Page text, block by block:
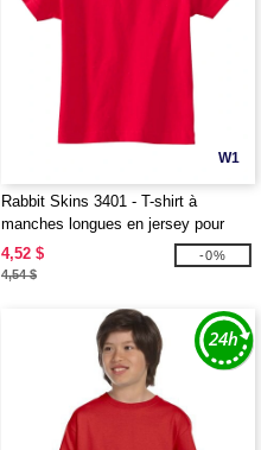
W1
Rabbit Skins 3401 - T-shirt à
manches longues en jersey pour
bébé, 5,5 oz
4,52 $
4,54 $
-0%